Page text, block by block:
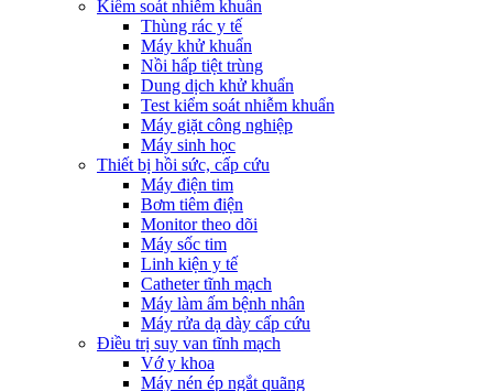
Kiểm soát nhiễm khuẩn
Thùng rác y tế
Máy khử khuẩn
Nồi hấp tiệt trùng
Dung dịch khử khuẩn
Test kiểm soát nhiễm khuẩn
Máy giặt công nghiệp
Máy sinh học
Thiết bị hồi sức, cấp cứu
Máy điện tim
Bơm tiêm điện
Monitor theo dõi
Máy sốc tim
Linh kiện y tế
Catheter tĩnh mạch
Máy làm ấm bệnh nhân
Máy rửa dạ dày cấp cứu
Điều trị suy van tĩnh mạch
Vớ y khoa
Máy nén ép ngắt quãng